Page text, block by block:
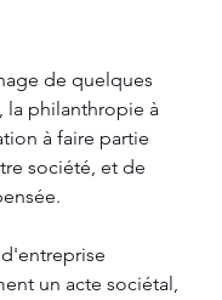
de quelques
la philanthropie à
à faire partie
société, et de
un acte sociétal,